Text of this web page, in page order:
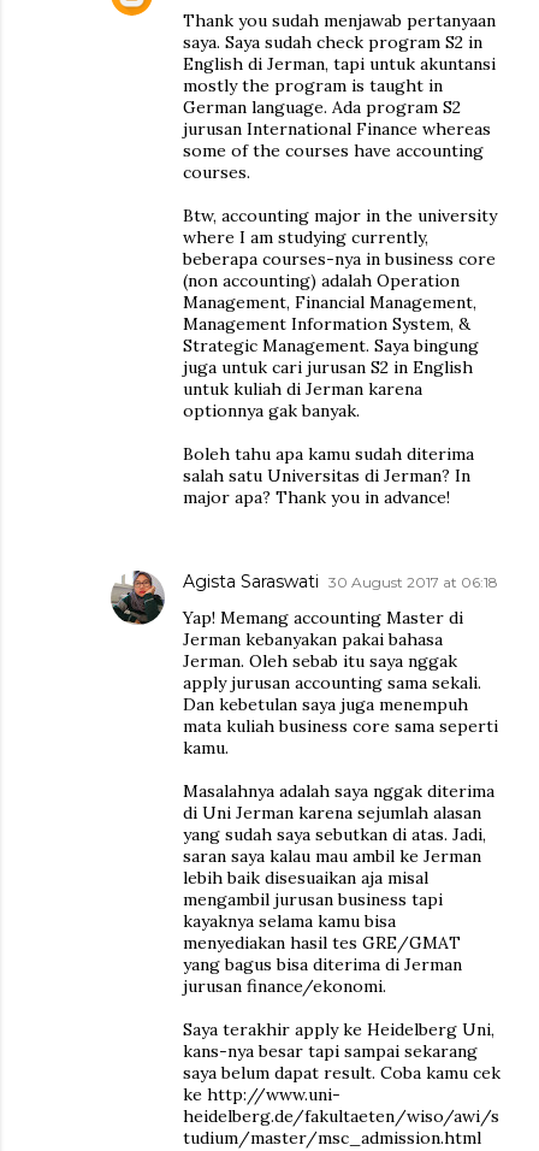
Thank you sudah menjawab pertanyaan
saya. Saya sudah check program S2 in
English di Jerman, tapi untuk akuntansi
mostly the program is taught in
German language. Ada program S2
jurusan International Finance whereas
some of the courses have accounting
courses.
Btw, accounting major in the university
where I am studying currently,
beberapa courses-nya in business core
(non accounting) adalah Operation
Management, Financial Management,
Management Information System, &
Strategic Management. Saya bingung
juga untuk cari jurusan S2 in English
untuk kuliah di Jerman karena
optionnya gak banyak.
Boleh tahu apa kamu sudah diterima
salah satu Universitas di Jerman? In
major apa? Thank you in advance!
Agista Saraswati 30 August 2017 at 06:18
Yap! Memang accounting Master di
Jerman kebanyakan pakai bahasa
Jerman. Oleh sebab itu saya nggak
apply jurusan accounting sama sekali.
Dan kebetulan saya juga menempuh
mata kuliah business core sama seperti
kamu.
Masalahnya adalah saya nggak diterima
di Uni Jerman karena sejumlah alasan
yang sudah saya sebutkan di atas. Jadi,
saran saya kalau mau ambil ke Jerman
lebih baik disesuaikan aja misal
mengambil jurusan business tapi
kayaknya selama kamu bisa
menyediakan hasil tes GRE/GMAT
yang bagus bisa diterima di Jerman
jurusan finance/ekonomi.
Saya terakhir apply ke Heidelberg Uni,
kans-nya besar tapi sampai sekarang
saya belum dapat result. Coba kamu cek
ke http://www.uni-
heidelberg.de/fakultaeten/wiso/awi/s
tudium/master/msc_admission.html